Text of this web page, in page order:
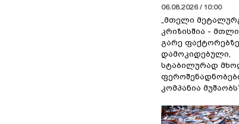
06.08.2026 / 10:00
„მთელი
კრიზისშია -
გარე
დამოკიდებული,
სტაბილურად
კომპანია